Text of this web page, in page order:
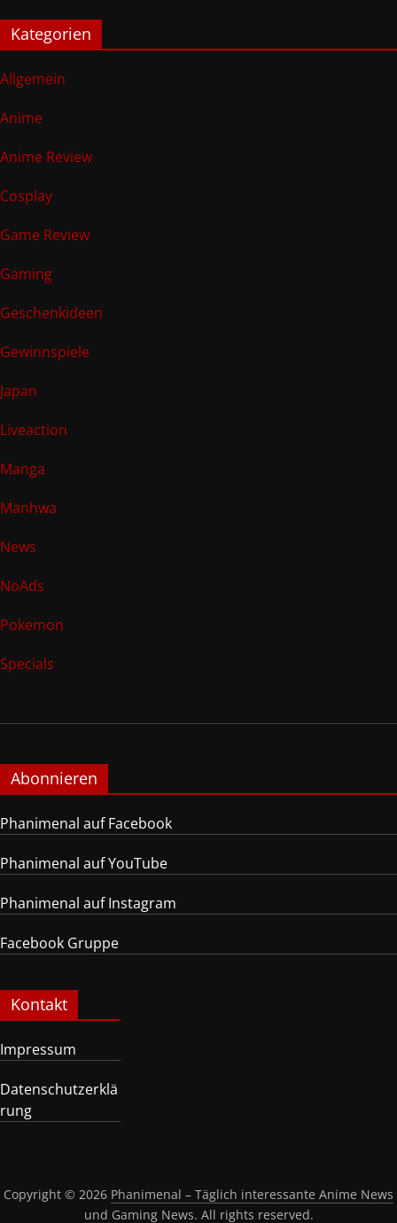
Kategorien
Allgemein
Anime
Anime Review
Cosplay
Game Review
Gaming
Geschenkideen
Gewinnspiele
Japan
Liveaction
Manga
Manhwa
News
NoAds
Pokemon
Specials
Abonnieren
Phanimenal auf Facebook
Phanimenal auf YouTube
Phanimenal auf Instagram
Facebook Gruppe
Kontakt
Impressum
Datenschutzerklä
rung
Copyright © 2026 Phanimenal – Täglich interessante Anime News
und Gaming News. All rights reserved.